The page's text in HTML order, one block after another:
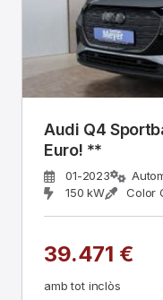
Audi Q4
Euro! **
01-2023
150 kW
Color
39.471 €
amb tot inclòs